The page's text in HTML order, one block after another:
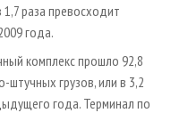
раза превосходит
года.
комплекс прошло 92,8
штучных грузов, или в 3,2
года. Терминал по